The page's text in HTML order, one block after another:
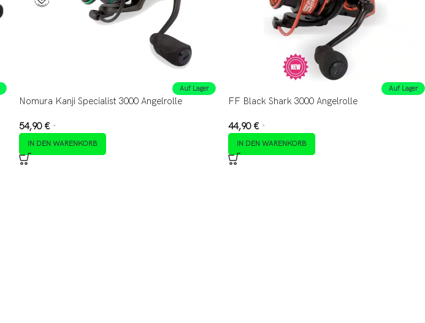
Auf Lager
Nomura Kanji Specialist 3000 Angelrolle
54,90 € *
IN DEN WARENKORB
Auf Lager
FF Black Shark 3000 Angelrolle
44,90 € *
IN DEN WARENKORB